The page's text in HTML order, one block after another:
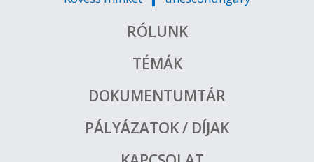
RÓLUNK
TÉMÁK
DOKUMENTUMTÁR
PÁLYÁZATOK / DÍJAK